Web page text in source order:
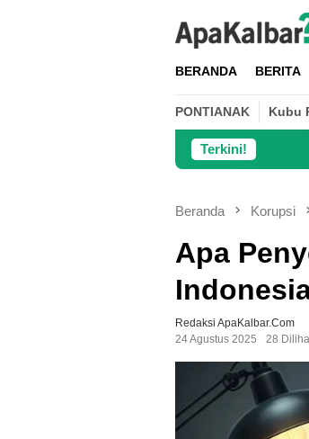
BERANDA BERITA
PONTIANAK Kubu
Terkini!
Beranda Korupsi
Apa
Redaksi ApaKalbar.com
24 Agustus 2025
28